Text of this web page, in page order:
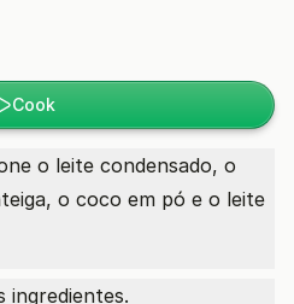
Cook
o leite condensado, o
o coco em pó e o leite
ingredientes.